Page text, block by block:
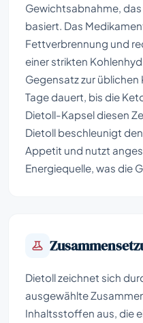
Gewichtsabnahme,
basiert. Das
Fettverbrennung und
einer strikten
Gegensatz zur üblichen
Tage dauert, bis die
Dietoll-Kapsel diesen
Dietoll beschleunigt
Appetit und nutzt
Energiequelle, was die
Dietoll zeichnet sich
ausgewählte
Inhaltsstoffen aus, die